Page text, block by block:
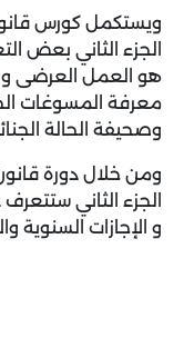
ويستكمل كورس
الجزء الثاني بعض
هو العمل العرضى و
معرفة المسوغات
وصحيفة الحالة
ومن خلال دورة
الجزء الثاني
و الإجازات السنوية